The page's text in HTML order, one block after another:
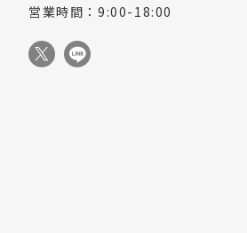
営業時間：9:00-18:00